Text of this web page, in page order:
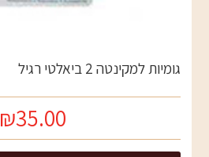
גומיות למקינטה 2 ביאלטי רגיל
₪35.00